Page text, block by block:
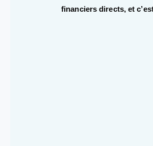
financiers directs, et